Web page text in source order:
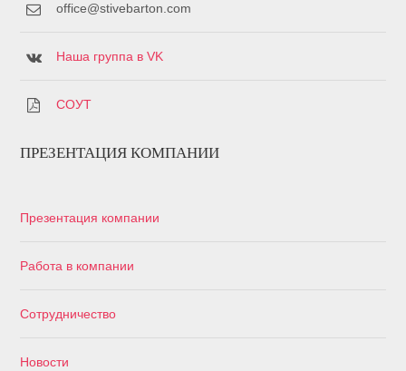
office@stivebarton.com
Наша группа в VK
СОУТ
ПРЕЗЕНТАЦИЯ КОМПАНИИ
Презентация компании
Работа в компании
Сотрудничество
Новости